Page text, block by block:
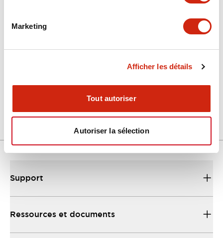
Marketing
Afficher les détails
Tout autoriser
Autoriser la sélection
Support
Ressources et documents